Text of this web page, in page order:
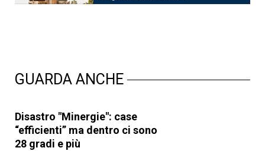
GUARDA ANCHE
Disastro "Minergie": case
“efficienti” ma dentro ci sono
28 gradi e più